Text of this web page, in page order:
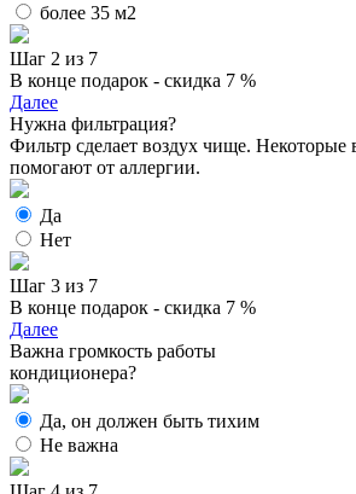
более 35 м2
Шаг 2 из 7
В конце подарок - скидка 7 %
Далее
Нужна фильтрация?
Фильтр сделает воздух чище. Некоторые
помогают от аллергии.
Да
Нет
Шаг 3 из 7
В конце подарок - скидка 7 %
Далее
Важна громкость работы
кондиционера?
Да, он должен быть тихим
Не важна